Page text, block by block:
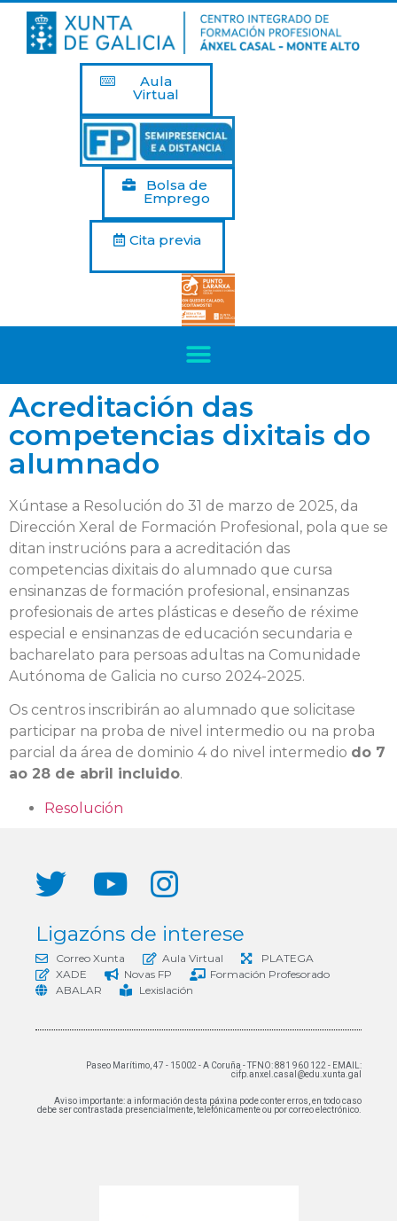
Aula
Virtual
Bolsa de
Emprego
Cita previa
Acreditación das
competencias dixitais do
alumnado
Xúntase a Resolución do 31 de marzo de 2025, da
Dirección Xeral de Formación Profesional, pola que se
ditan instrucións para a acreditación das
competencias dixitais do alumnado que cursa
ensinanzas de formación profesional, ensinanzas
profesionais de artes plásticas e deseño de réxime
especial e ensinanzas de educación secundaria e
bacharelato para persoas adultas na Comunidade
Autónoma de Galicia no curso 2024-2025.
Os centros inscribirán ao alumnado que solicitase
participar na proba de nivel intermedio ou na proba
parcial da área de dominio 4 do nivel intermedio do 7
ao 28 de abril incluido.
Resolución
Ligazóns de interese
Correo Xunta Aula Virtual
PLATEGA
XADE
Novas FP
Formación Profesorado
ABALAR
Lexislación
Paseo Marítimo, 47 - 15002 - A Coruña - TFNO: 881 960 122 - EMAIL:
cifp.anxel.casal@edu.xunta.gal
Aviso importante: a información desta páxina pode conter erros, en todo caso
debe ser contrastada presencialmente, telefónicamente ou por correo electrónico.